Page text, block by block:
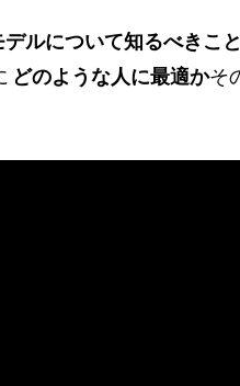
デルについて知るべきこ
どのような人に最適かそ